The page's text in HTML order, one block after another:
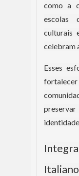
como a
escolas
culturais
celebram
Esses